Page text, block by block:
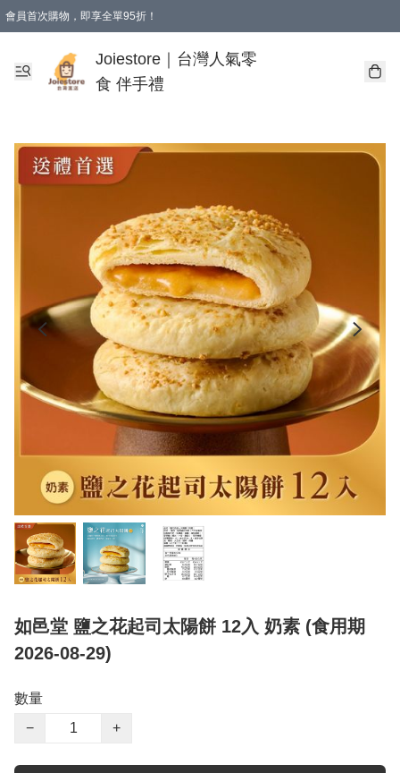
會員首次購物，即享全單95折！
購物滿 HKD 350.00即享免運費優惠！（適用於 本地送貨、本地取貨 )
Joiestore｜台灣人氣零
食 伴手禮
如邑堂 鹽之花起司太陽餅 12入 奶素 (食用期
2026-08-29)
數量
−
+